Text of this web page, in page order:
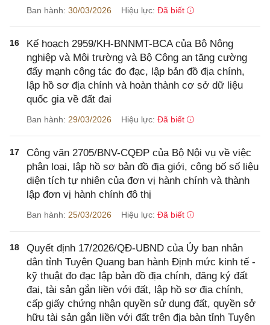
Ban hành: 30/03/2026 Hiệu lực: Đã biết
16
Kế hoạch 2959/KH-BNNMT-BCA của Bộ Nông
nghiệp và Môi trường và Bộ Công an tăng cường
đẩy mạnh công tác đo đạc, lập bản đồ địa chính,
lập hồ sơ địa chính và hoàn thành cơ sở dữ liệu
quốc gia về đất đai
Ban hành: 29/03/2026 Hiệu lực: Đã biết
17
Công văn 2705/BNV-CQĐP của Bộ Nội vụ về việc
phân loại, lập hồ sơ bản đồ địa giới, công bố số liệu
diện tích tự nhiên của đơn vị hành chính và thành
lập đơn vị hành chính đô thị
Ban hành: 25/03/2026 Hiệu lực: Đã biết
18
Quyết định 17/2026/QĐ-UBND của Ủy ban nhân
dân tỉnh Tuyên Quang ban hành Định mức kinh tế -
kỹ thuật đo đạc lập bản đồ địa chính, đăng ký đất
đai, tài sản gắn liền với đất, lập hồ sơ địa chính,
cấp giấy chứng nhận quyền sử dụng đất, quyền sở
hữu tài sản gắn liền với đất trên địa bàn tỉnh Tuyên